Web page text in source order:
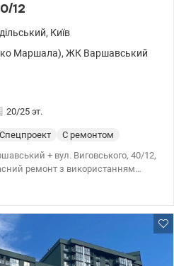
12
, Київ
Маршала), ЖК Варшавський
20/25 эт.
Спецпроект
С ремонтом
+ вул. Виговського, 40/12,
ремонт з використанням
будується метро, поруч з
144000 у.о, 0503932257 Мария.